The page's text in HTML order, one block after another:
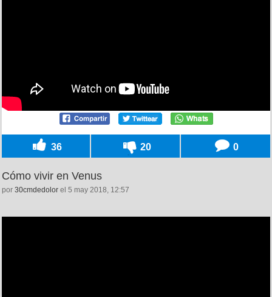
36 20 0
Cómo vivir en Venus
por 30cmdedolor el 5 may 2018, 12:57